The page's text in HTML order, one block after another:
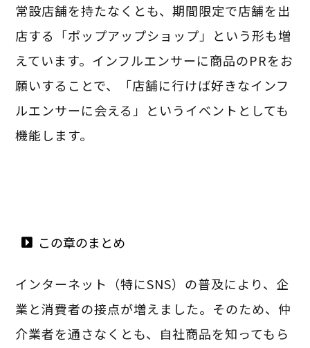
常設店舗を持たなくとも、期間限定で店舗を出
店する「ポップアップショップ」という形も増
えています。インフルエンサーに商品のPRをお
願いすることで、「店舗に行けば好きなインフ
ルエンサーに会える」というイベントとしても
機能します。
この章のまとめ
インターネット（特にSNS）の普及により、企
業と消費者の接点が増えました。そのため、仲
介業者を通さなくとも、自社商品を知ってもら